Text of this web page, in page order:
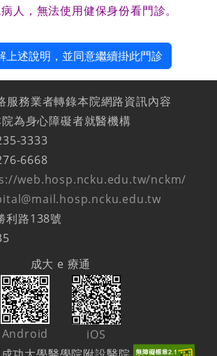
人，無法使用健保身份看門診。
上述說明，並同意繼續掛此門診
服務業者轉錄本院網路資訊內容
為身心障礙者就醫機構
3333
6668
web.hosp.ncku.edu.tw/nckm/
利路138號
成大 e 療通
Android
iOS